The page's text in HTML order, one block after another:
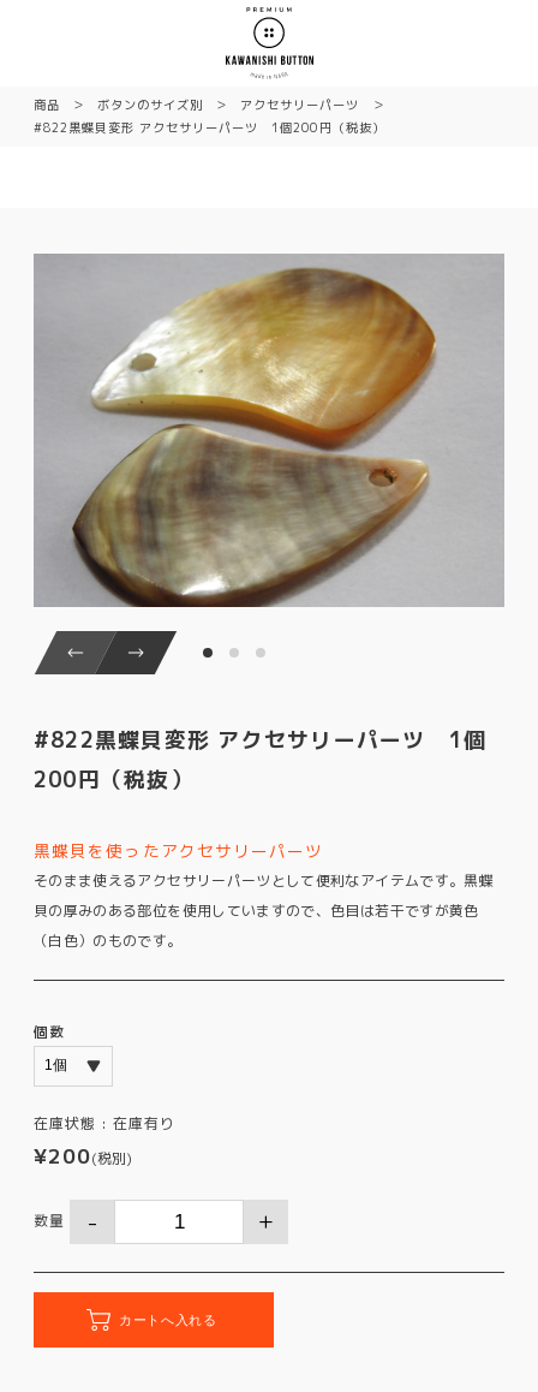
商品 ボタンのサイズ別
アクセサリーパーツ
#822黒蝶貝変形 アクセサリーパーツ 1個200円（税抜）
#822黒蝶貝変形 アクセサリーパーツ 1個
200円（税抜）
黒蝶貝を使ったアクセサリーパーツ
そのまま使えるアクセサリーパーツとして便利なアイテムです。黒蝶
貝の厚みのある部位を使用していますので、色目は若干ですが黄色
（白色）のものです。
個数
在庫状態 :在庫有り
¥200(税別)
数量